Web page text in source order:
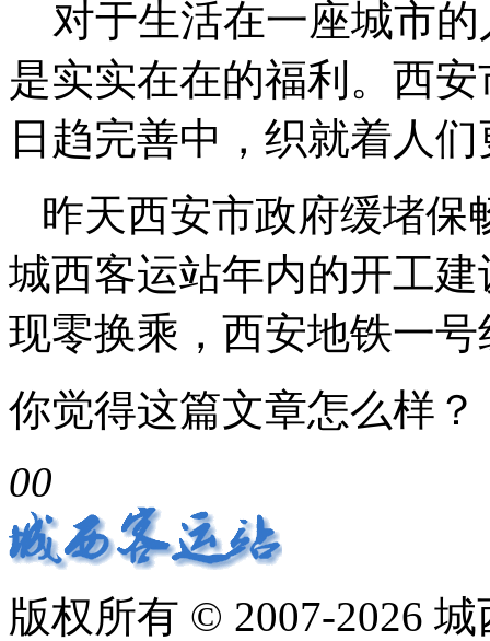
对于生活在一座城市的
是实实在在的福利。西
日趋完善中，织就着人
昨天西安市政府缓堵保
城西客运站年内的开工
现零换乘，西安地铁一
你觉得这篇文章怎么样？
00
版权所有 © 2007-2026